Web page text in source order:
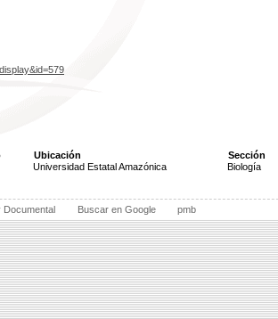
Ubicación Sección
Universidad Estatal Amazónica Biología
Documental Buscar en Google pmb